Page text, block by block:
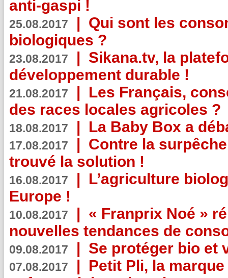
anti-gaspi !
25.08.2017 | Qui sont les
biologiques ?
23.08.2017 | Sikana.tv, la
développement durable !
21.08.2017 | Les Français,
des races locales agricoles ?
18.08.2017 | La Baby Box a
17.08.2017 | Contre la
trouvé la solution !
16.08.2017 | L’agriculture
Europe !
10.08.2017 | « Franprix Noé »
nouvelles tendances de
09.08.2017 | Se protéger bio et
07.08.2017 | Petit Pli, la